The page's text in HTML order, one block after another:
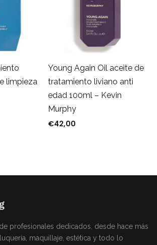
limpieza
de precios: desde €7,20 hasta €42,00
Young Again Oil aceite de
tratamiento liviano anti
edad 100ml – Kevin
Murphy
€42,00
profesionales dedicados, desde hace más
maquillaje, estética y todo lo